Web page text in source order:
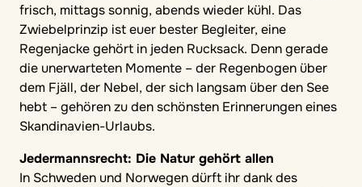
frisch, mittags sonnig, abends wieder kühl. Das
Zwiebelprinzip ist euer bester Begleiter, eine
Regenjacke gehört in jeden Rucksack. Denn gerade
die unerwarteten Momente – der Regenbogen über
dem Fjäll, der Nebel, der sich langsam über den See
hebt – gehören zu den schönsten Erinnerungen eines
Skandinavien-Urlaubs.
Jedermannsrecht: Die Natur gehört allen
In Schweden und Norwegen dürft ihr dank des